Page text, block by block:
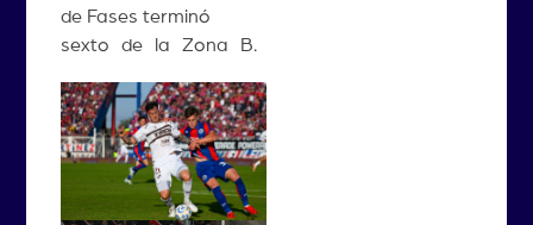
de Fases terminó
sexto de la Zona B.